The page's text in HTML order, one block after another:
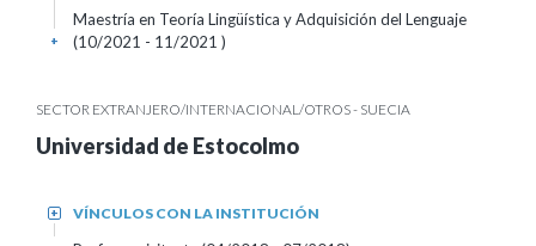
Maestría en Teoría Lingüística y Adquisición del Lenguaje
(10/2021 - 11/2021 )
+
SECTOR EXTRANJERO/INTERNACIONAL/OTROS - SUECIA
Universidad de Estocolmo
VÍNCULOS CON LA INSTITUCIÓN
+